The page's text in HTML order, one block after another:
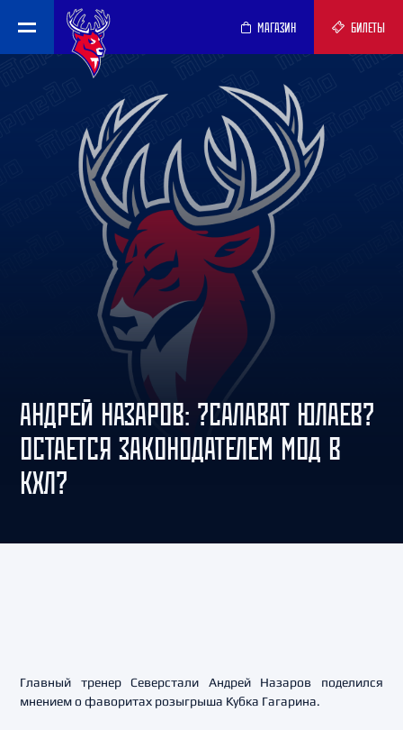
МАГАЗИН БИЛЕТЫ
АНДРЕЙ НАЗАРОВ: ?САЛАВАТ ЮЛАЕВ?
ОСТАЕТСЯ ЗАКОНОДАТЕЛЕМ МОД В
КХЛ?
Главный тренер Северстали Андрей Назаров поделился
мнением о фаворитах розыгрыша Кубка Гагарина.